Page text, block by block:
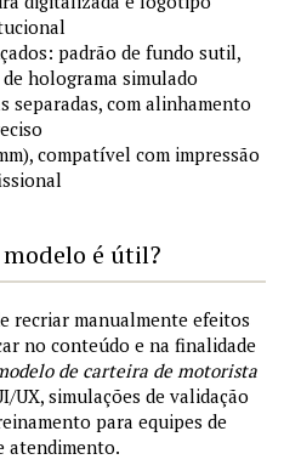
padrão de fundo sutil,
holograma simulado
separadas, com alinhamento
compatível com impressão
é útil?
recriar manualmente efeitos
no conteúdo e na finalidade
de carteira de motorista
UX, simulações de validação
para equipes de
atendimento.